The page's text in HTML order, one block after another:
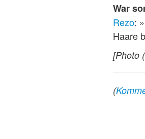
War
Rezo:
Haare
[Photo (
(